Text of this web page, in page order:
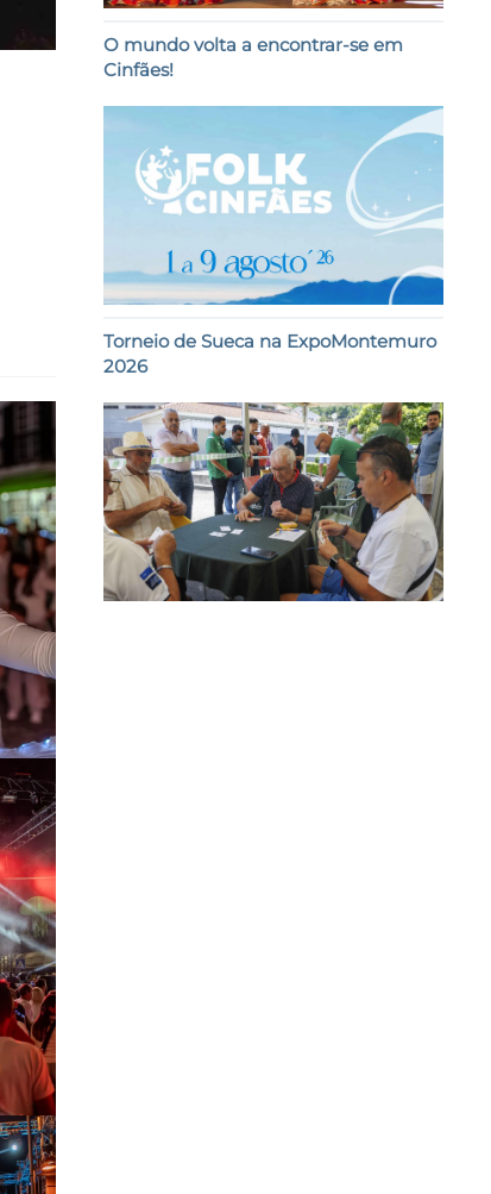
O mundo volta a encontrar-se em
Cinfães!
Torneio de Sueca na ExpoMontemuro
2026